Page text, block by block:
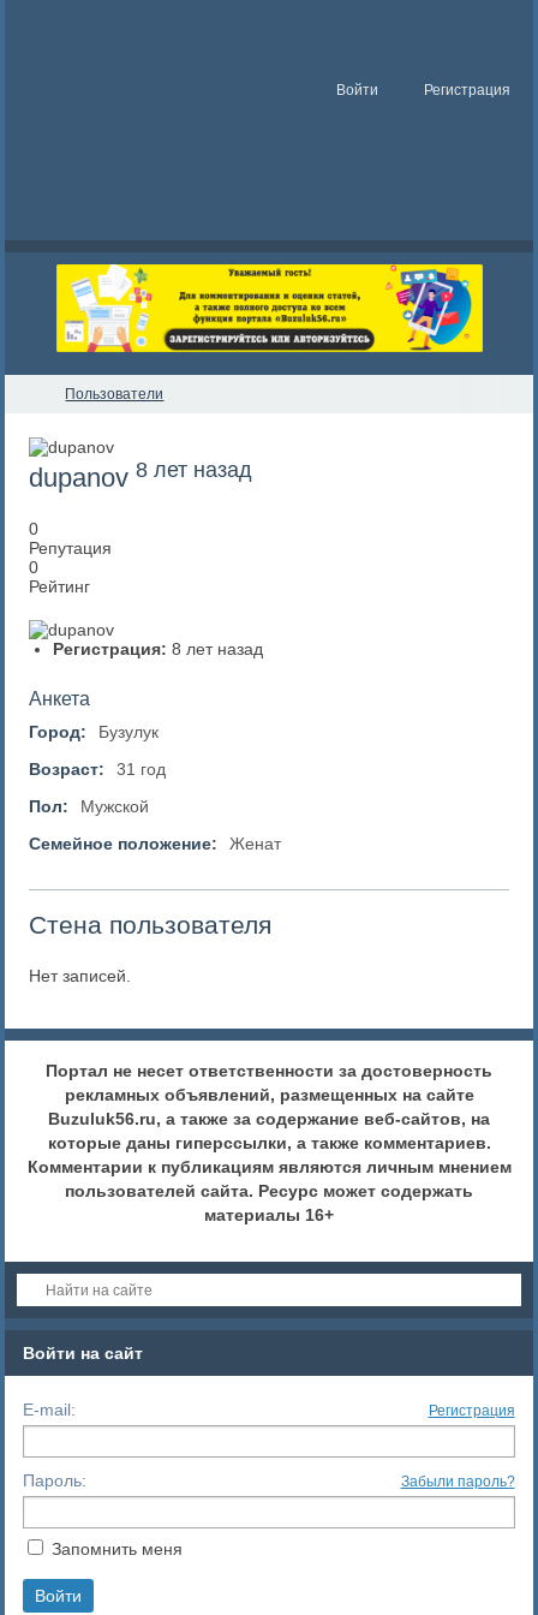
Войти Регистрация
Пользователи
dupanov8 лет назад
0
Репутация
0
Рейтинг
Регистрация: 8 лет назад
Анкета
Город:
Бузулук
Возраст:
31 год
Пол:
Мужской
Семейное положение:
Женат
Стена пользователя
Нет записей.
Портал не несет ответственности за достоверность
рекламных объявлений, размещенных на сайте
Buzuluk56.ru, а также за содержание веб-сайтов, на
которые даны гиперссылки, а также комментариев.
Комментарии к публикациям являются личным мнением
пользователей сайта. Ресурс может содержать
материалы 16+
Войти на сайт
E-mail: Регистрация
Пароль: Забыли пароль?
Запомнить меня